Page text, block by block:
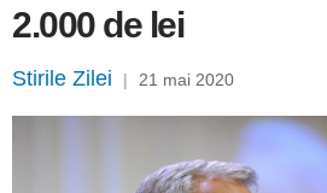
2.000 de lei
Stirile Zilei | 21 mai 2020